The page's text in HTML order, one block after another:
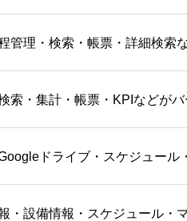
管理・検索・帳票・詳細検索
索・集計・帳票・KPIなどが
ドライブ・スケジュー
・設備情報・スケジュール